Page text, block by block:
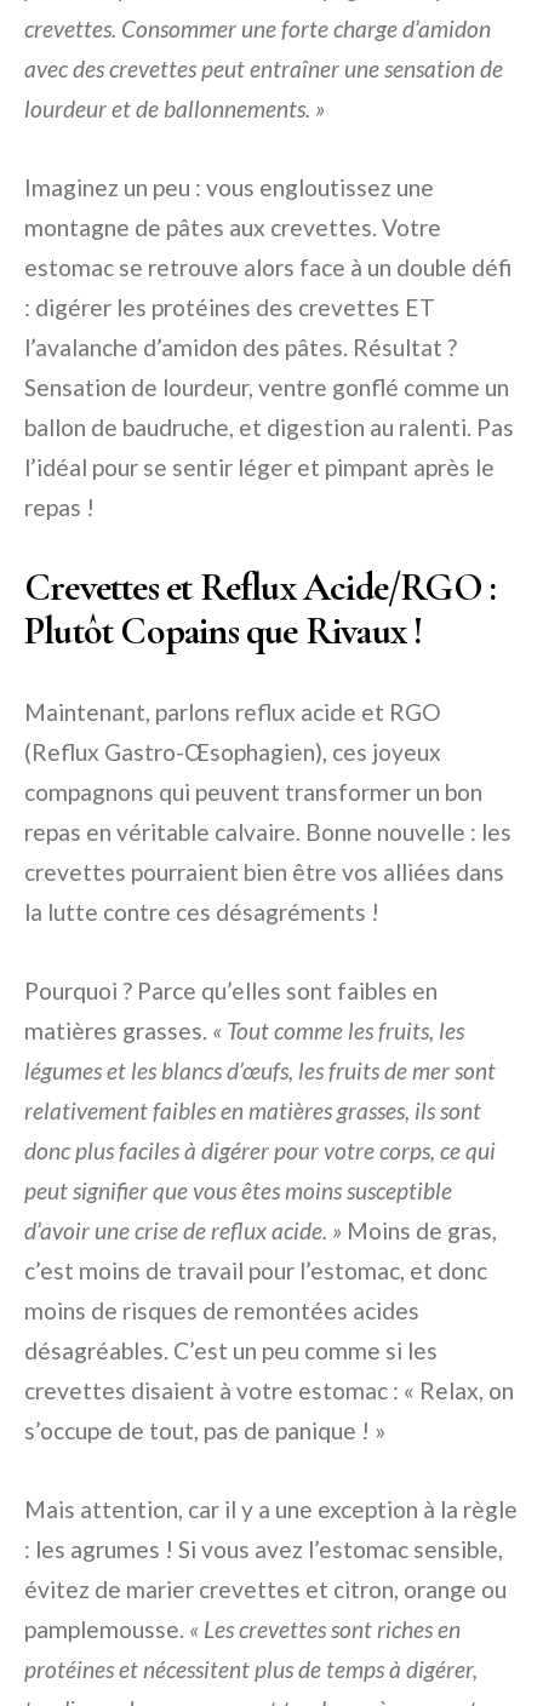
crevettes. Consommer une forte charge d’amidon
avec des crevettes peut entraîner une sensation de
lourdeur et de ballonnements. »
Imaginez un peu : vous engloutissez une
montagne de pâtes aux crevettes. Votre
estomac se retrouve alors face à un double défi
: digérer les protéines des crevettes ET
l’avalanche d’amidon des pâtes. Résultat ?
Sensation de lourdeur, ventre gonflé comme un
ballon de baudruche, et digestion au ralenti. Pas
l’idéal pour se sentir léger et pimpant après le
repas !
Crevettes et Reflux Acide/RGO :
Plutôt Copains que Rivaux !
Maintenant, parlons reflux acide et RGO
(Reflux Gastro-Œsophagien), ces joyeux
compagnons qui peuvent transformer un bon
repas en véritable calvaire. Bonne nouvelle : les
crevettes pourraient bien être vos alliées dans
la lutte contre ces désagréments !
Pourquoi ? Parce qu’elles sont faibles en
matières grasses. « Tout comme les fruits, les
légumes et les blancs d’œufs, les fruits de mer sont
relativement faibles en matières grasses, ils sont
donc plus faciles à digérer pour votre corps, ce qui
peut signifier que vous êtes moins susceptible
d’avoir une crise de reflux acide. » Moins de gras,
c’est moins de travail pour l’estomac, et donc
moins de risques de remontées acides
désagréables. C’est un peu comme si les
crevettes disaient à votre estomac : « Relax, on
s’occupe de tout, pas de panique ! »
Mais attention, car il y a une exception à la règle
: les agrumes ! Si vous avez l’estomac sensible,
évitez de marier crevettes et citron, orange ou
pamplemousse. « Les crevettes sont riches en
protéines et nécessitent plus de temps à digérer,